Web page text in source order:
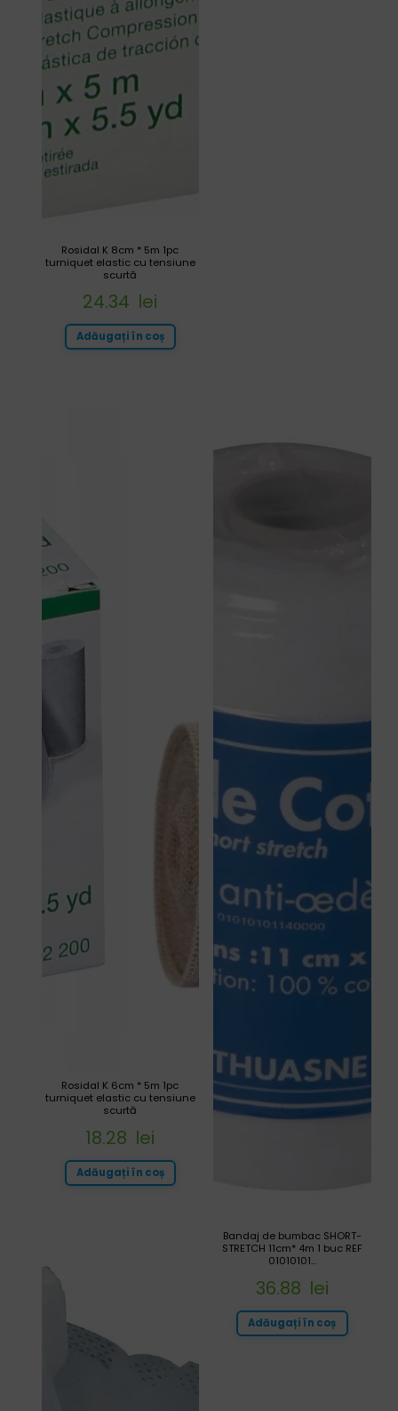
Rosidal K 8cm * 5m 1pc
turniquet elastic cu tensiune
scurtă
24.34 lei
Adăugați în coș
Bandaj de bumbac SHORT-
STRETCH 11cm* 4m 1 buc REF
01010101...
36.88 lei
Adăugați în coș
Rosidal K 6cm * 5m 1pc
turniquet elastic cu tensiune
scurtă
18.28 lei
Adăugați în coș